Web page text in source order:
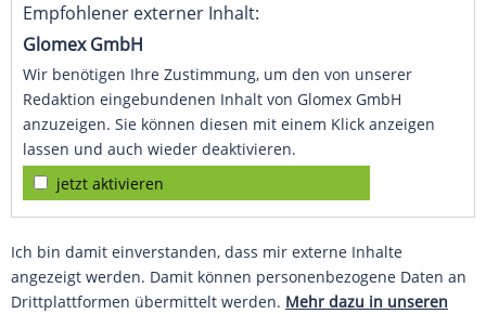
Empfohlener externer Inhalt:
Glomex GmbH
Wir benötigen Ihre Zustimmung, um den von unserer
Redaktion eingebundenen Inhalt von Glomex GmbH
anzuzeigen. Sie können diesen mit einem Klick anzeigen
lassen und auch wieder deaktivieren.
jetzt aktivieren
Ich bin damit einverstanden, dass mir externe Inhalte
angezeigt werden. Damit können personenbezogene Daten an
Drittplattformen übermittelt werden. Mehr dazu in unseren